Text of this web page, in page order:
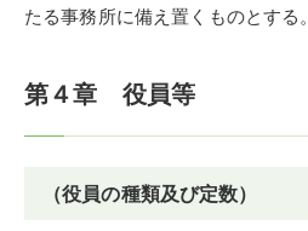
たる事務所に備え置くものとする。
第４章 役員等
（役員の種類及び定数）